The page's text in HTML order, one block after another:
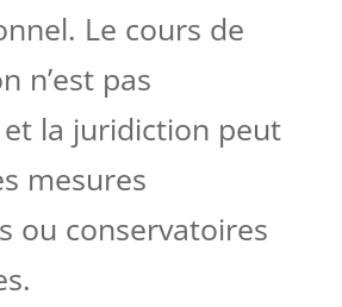
Le cours de
n’est pas
la juridiction peut
mesures
ou conservatoires